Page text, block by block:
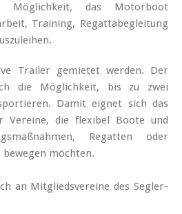
Möglichkeit, das Motorboot
Training, Regattabegleitung
Trailer gemietet werden. Der
die Möglichkeit, bis zu zwei
Damit eignet sich das
Vereine, die flexibel Boote und
Regatten oder
möchten.
an Mitgliedsvereine des Segler-